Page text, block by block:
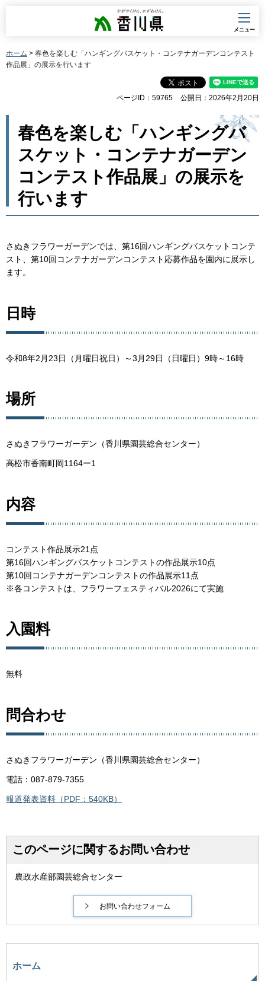
香川県
メニュー
ホーム > 春色を楽しむ「ハンギングバスケット・コンテナガーデンコンテスト
作品展」の展示を行います
ページID：59765 公開日：2026年2月20日
春色を楽しむ「ハンギングバ
スケット・コンテナガーデン
コンテスト作品展」の展示を
行います
さぬきフラワーガーデンでは、第16回ハンギングバスケットコンテ
スト、第10回コンテナガーデンコンテスト応募作品を園内に展示し
ます。
日時
令和8年2月23日（月曜日祝日）～3月29日（日曜日）9時～16時
場所
さぬきフラワーガーデン（香川県園芸総合センター）
高松市香南町岡1164ー1
内容
コンテスト作品展示21点
第16回ハンギングバスケットコンテストの作品展示10点
第10回コンテナガーデンコンテストの作品展示11点
※各コンテストは、フラワーフェスティバル2026にて実施
入園料
無料
問合わせ
さぬきフラワーガーデン（香川県園芸総合センター）
電話：087-879-7355
報道発表資料（PDF：540KB）
このページに関するお問い合わせ
農政水産部園芸総合センター
ホーム